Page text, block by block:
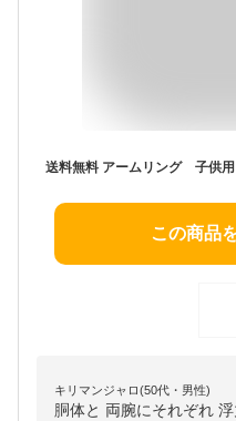
この商品
キリマンジャロ(50代・男性)
胴体と 両腕にそれぞれ